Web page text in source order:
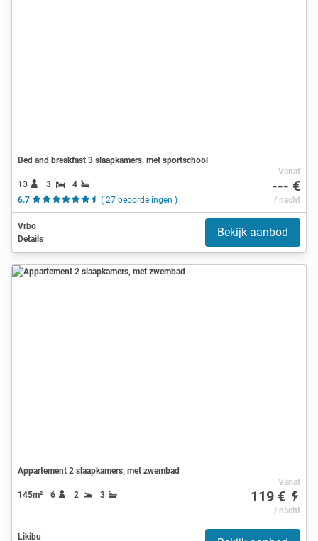
Bed and breakfast 3 slaapkamers, met sportschool
13 3
4
6.7
( 27 beoordelingen )
Vanaf
--- €
/ nacht
Vrbo
Details
Bekijk aanbod
Appartement 2 slaapkamers, met zwembad
145m² 6 2 3
Vanaf
119 €
/ nacht
Likibu